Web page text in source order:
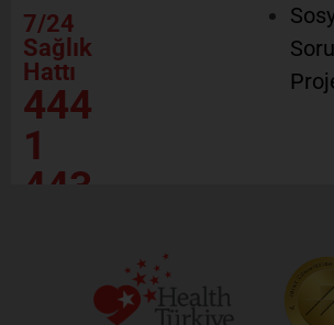
7/24
Sağlık
Hattı
444
1
443